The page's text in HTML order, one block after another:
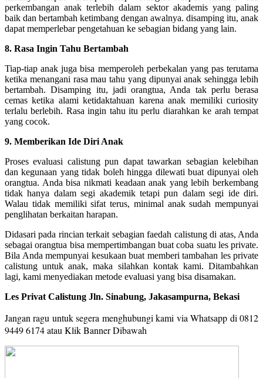
perkembangan anak terlebih dalam sektor akademis yang paling
baik dan bertambah ketimbang dengan awalnya. disamping itu, anak
dapat memperlebar pengetahuan ke sebagian bidang yang lain.
8. Rasa Ingin Tahu Bertambah
Tiap-tiap anak juga bisa memperoleh perbekalan yang pas terutama
ketika menangani rasa mau tahu yang dipunyai anak sehingga lebih
bertambah. Disamping itu, jadi orangtua, Anda tak perlu berasa
cemas ketika alami ketidaktahuan karena anak memiliki curiosity
terlalu berlebih. Rasa ingin tahu itu perlu diarahkan ke arah tempat
yang cocok.
9. Memberikan Ide Diri Anak
Proses evaluasi calistung pun dapat tawarkan sebagian kelebihan
dan kegunaan yang tidak boleh hingga dilewati buat dipunyai oleh
orangtua. Anda bisa nikmati keadaan anak yang lebih berkembang
tidak hanya dalam segi akademik tetapi pun dalam segi ide diri.
Walau tidak memiliki sifat terus, minimal anak sudah mempunyai
penglihatan berkaitan harapan.
Didasari pada rincian terkait sebagian faedah calistung di atas, Anda
sebagai orangtua bisa mempertimbangan buat coba suatu les private.
Bila Anda mempunyai kesukaan buat memberi tambahan les private
calistung untuk anak, maka silahkan kontak kami. Ditambahkan
lagi, kami menyediakan metode evaluasi yang bisa disamakan.
Les Privat Calistung Jln. Sinabung, Jakasampurna, Bekasi
Jangan ragu untuk segera menghubungi kami via Whatsapp di 0812
9449 6174 atau Klik Banner Dibawah